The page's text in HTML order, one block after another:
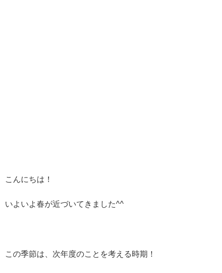
こんにちは！
いよいよ春が近づいてきました^^
この季節は、次年度のことを考える時期！